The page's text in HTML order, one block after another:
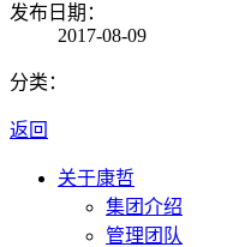
发布日期：
2017-08-09
分类：
返回
关于康哲
集团介绍
管理团队